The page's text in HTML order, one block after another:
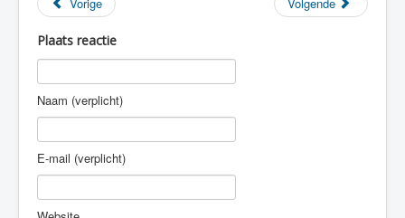
Plaats reactie
Naam (verplicht)
E-mail (verplicht)